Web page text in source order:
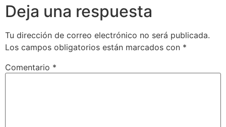
Deja una respuesta
Tu dirección de correo electrónico no será publicada.
Los campos obligatorios están marcados con *
Comentario *